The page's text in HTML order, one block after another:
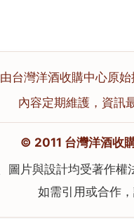
台灣洋酒收購中心原
內容定期維護，資訊
© 2011 台灣洋酒收
圖片與設計均受著作
如需引用或合作